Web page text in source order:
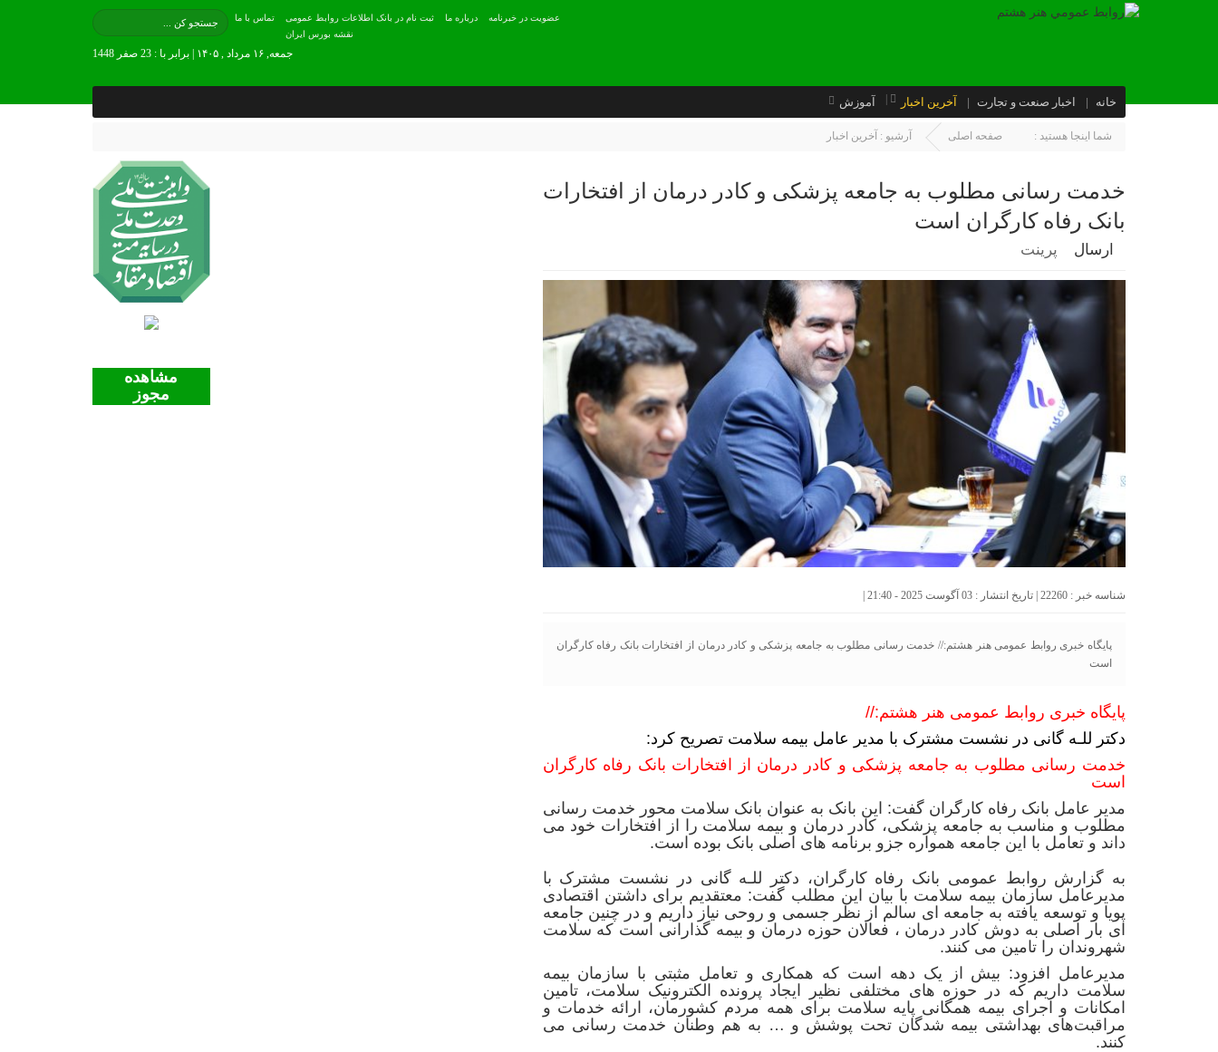
تماس با ما
ثبت نام در بانک اطلاعات روابط عمومی
نقشه بورس ایران
درباره ما عضويت در خبرنامه
جمعه, ۱۶ مرداد , ۱۴۰۵ | برابر با : 23 صفر 1448
خانه اخبار صنعت و تجارت آخرین اخبار آموزش
شما اینجا هستید : صفحه اصلی آرشیو : آخرین اخبار
خدمت رسانی مطلوب به جامعه پزشکی و کادر درمان از افتخارات
بانک رفاه کارگران است
ارسال پرینت
شناسه خبر : 22260 | تاریخ انتشار : 03 آگوست 2025 - 21:40 |
پایگاه خبری روابط عمومی هنر هشتم:// خدمت رسانی مطلوب به جامعه پزشکی و کادر درمان از افتخارات بانک رفاه کارگران
است
پایگاه خبری روابط عمومی هنر هشتم://
دکتر للـه گانی در نشست مشترک با مدیر عامل بیمه سلامت تصریح کرد:
خدمت رسانی مطلوب به جامعه پزشکی و کادر درمان از افتخارات بانک رفاه کارگران
است
مدیر عامل بانک رفاه کارگران گفت: این بانک به عنوان بانک سلامت محور خدمت رسانی
مطلوب و مناسب به جامعه پزشکی، کادر درمان و بیمه سلامت را از افتخارات خود می
داند و تعامل با این جامعه همواره جزو برنامه های اصلی بانک بوده است.
به گزارش روابط عمومی بانک رفاه کارگران، دکتر للـه گانی در نشست مشترک با
مدیرعامل سازمان بیمه سلامت با بیان این مطلب گفت: معتقدیم برای داشتن اقتصادی
پویا و توسعه یافته به جامعه ای سالم از نظر جسمی و روحی نیاز داریم و در چنین جامعه
ای بار اصلی به دوش کادر درمان ، فعالان حوزه درمان و بیمه گذارانی است که سلامت
شهروندان را تامین می کنند.
مدیرعامل افزود: بیش از یک دهه است که همکاری و تعامل مثبتی با سازمان بیمه
سلامت داریم که در حوزه های مختلفی نظیر ایجاد پرونده الکترونیک سلامت، تامین
امکانات و اجرای بیمه همگانی پایه سلامت برای همه مردم کشورمان، ارائه خدمات و
مراقبت‌های بهداشتی بیمه شدگان تحت پوشش و … به هم وطنان خدمت رسانی می
کنند.
مشاهده
مجوز